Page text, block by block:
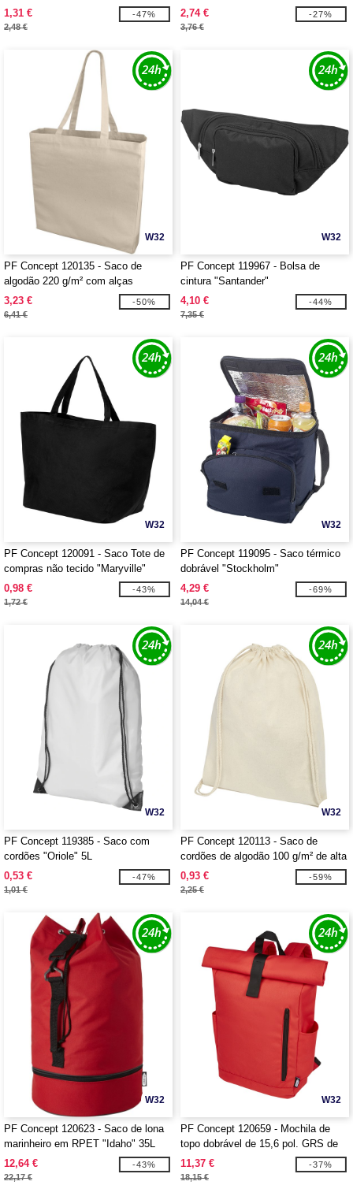
compridas contrastadas "Nevada"
1,31 €
2,48 €
-47%
"Pheebs" 6L
2,74 €
3,76 €
-27%
W32
PF Concept 120135 - Saco de
algodão 220 g/m² com alças
compridas "Odessa"
3,23 €
6,41 €
-50%
W32
PF Concept 119967 - Bolsa de
cintura "Santander"
4,10 €
7,35 €
-44%
W32
PF Concept 120091 - Saco Tote de
compras não tecido "Maryville"
0,98 €
1,72 €
-43%
W32
PF Concept 119095 - Saco térmico
dobrável "Stockholm"
4,29 €
14,04 €
-69%
W32
PF Concept 119385 - Saco com
cordões "Oriole" 5L
0,53 €
1,01 €
-47%
W32
PF Concept 120113 - Saco de
cordões de algodão 100 g/m² de alta
qualidade "Oregon" 5L
0,93 €
2,25 €
-59%
W32
PF Concept 120623 - Saco de lona
marinheiro em RPET "Idaho" 35L
12,64 €
22,17 €
-43%
W32
PF Concept 120659 - Mochila de
topo dobrável de 15,6 pol. GRS de
RPET de 18 L "Byron"
11,37 €
18,15 €
-37%